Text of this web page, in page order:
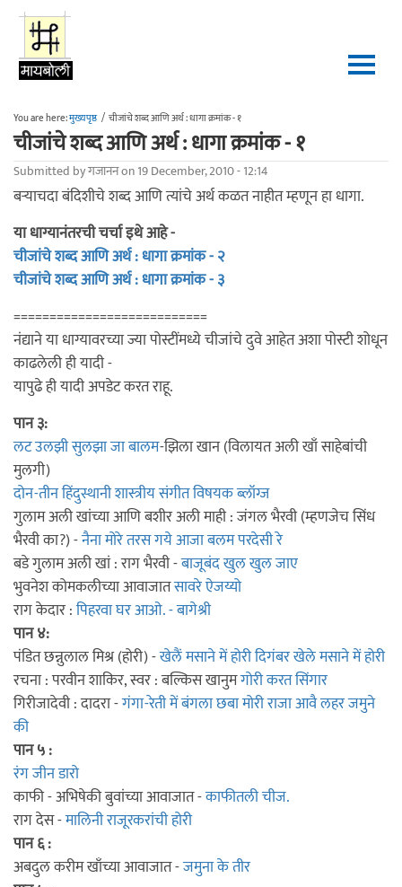
Skip to main content
You are here:मुख्यपृष्ठ / चीजांचे शब्द आणि अर्थ : धागा क्रमांक - १
चीजांचे शब्द आणि अर्थ : धागा क्रमांक - १
Submitted byगजाननon 19 December, 2010 - 12:14
बर्‍याचदा बंदिशीचे शब्द आणि त्यांचे अर्थ कळत नाहीत म्हणून हा धागा.
या धाग्यानंतरची चर्चा इथे आहे -
चीजांचे शब्द आणि अर्थ : धागा क्रमांक - २
चीजांचे शब्द आणि अर्थ : धागा क्रमांक - ३
===========================
नंद्याने या धाग्यावरच्या ज्या पोस्टींमध्ये चीजांचे दुवे आहेत अशा पोस्टी शोधून
काढलेली ही यादी -
यापुढे ही यादी अपडेट करत राहू.
पान ३:
लट उलझी सुलझा जा बालम-झिला खान (विलायत अली खाँ साहेबांची
मुलगी)
दोन-तीन हिंदुस्थानी शास्त्रीय संगीत विषयक ब्लॉग्ज
गुलाम अली खांच्या आणि बशीर अली माही : जंगल भैरवी (म्हणजेच सिंध
भैरवी का?) -नैना मोरे तरस गये आजा बलम परदेसी रे
बडे गुलाम अली खां : राग भैरवी -बाजूबंद खुल खुल जाए
भुवनेश कोमकलीच्या आवाजातसावरे ऐजय्यो
राग केदार :पिहरवा घर आओ. - बागेश्री
पान ४:
पंडित छन्नुलाल मिश्र (होरी) -खेलैं मसाने में होरी दिगंबर खेले मसाने में होरी
रचना : परवीन शाकिर, स्वर : बल्किस खानुमगोरी करत सिंगार
गिरीजादेवी : दादरा -गंगा-रेती में बंगला छबा मोरी राजा आवै लहर जमुने
की
पान ५ :
रंग जीन डारो
काफी - अभिषेकी बुवांच्या आवाजात -काफीतली चीज.
राग देस -मालिनी राजूरकरांची होरी
पान ६ :
अबदुल करीम खाँच्या आवाजात -जमुना के तीर